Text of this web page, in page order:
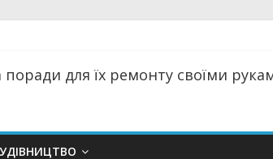
поради для їх ремонту своїми